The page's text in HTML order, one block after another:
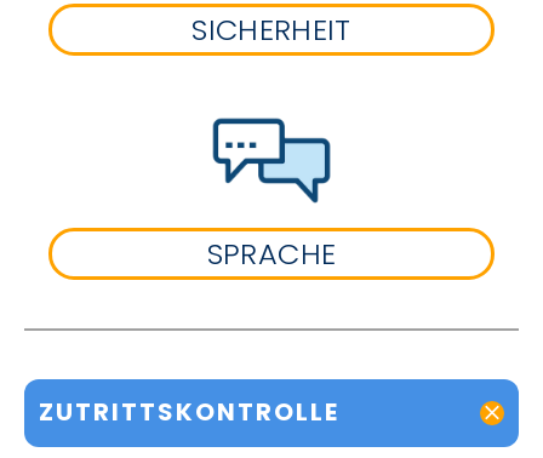
SICHERHEIT
SPRACHE
ZUTRITTSKONTROLLE